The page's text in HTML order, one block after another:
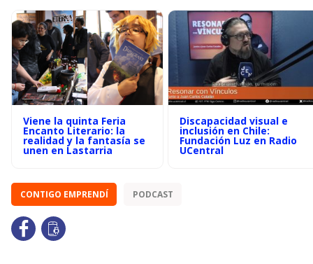
Viene la quinta Feria
Encanto Literario: la
realidad y la fantasía se
unen en Lastarria
Discapacidad visual e
inclusión en Chile:
Fundación Luz en Radio
UCentral
CONTIGO EMPRENDÍ PODCAST